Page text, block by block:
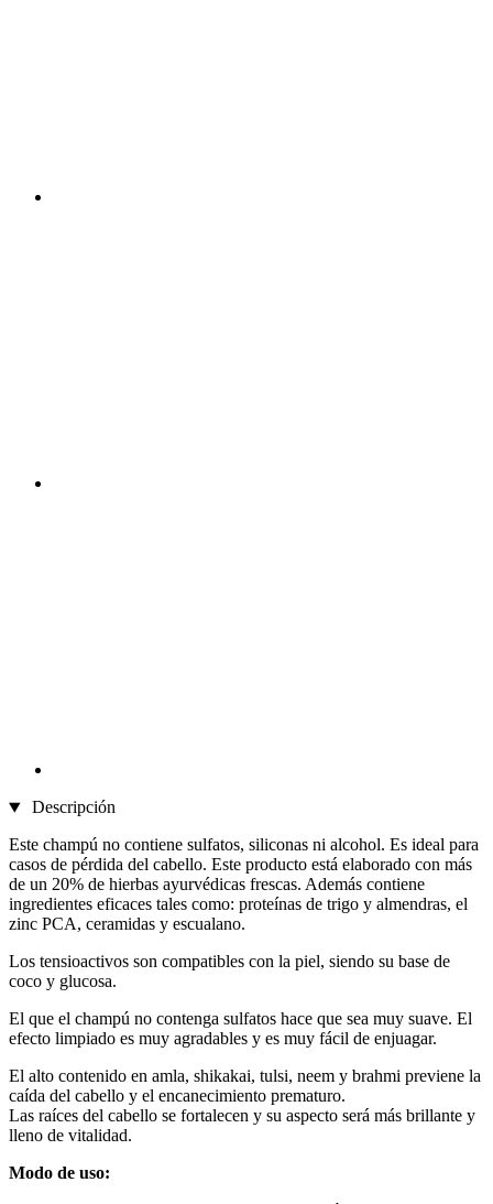
Descripción
Este champú no contiene sulfatos, siliconas ni alcohol. Es ideal para
casos de pérdida del cabello. Este producto está elaborado con más
de un 20% de hierbas ayurvédicas frescas. Además contiene
ingredientes eficaces tales como: proteínas de trigo y almendras, el
zinc PCA, ceramidas y escualano.
Los tensioactivos son compatibles con la piel, siendo su base de
coco y glucosa.
El que el champú no contenga sulfatos hace que sea muy suave. El
efecto limpiado es muy agradables y es muy fácil de enjuagar.
El alto contenido en amla, shikakai, tulsi, neem y brahmi previene la
caída del cabello y el encanecimiento prematuro.
Las raíces del cabello se fortalecen y su aspecto será más brillante y
lleno de vitalidad.
Modo de uso: